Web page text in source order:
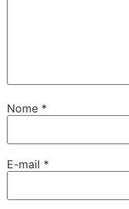
Nome *
E-mail *